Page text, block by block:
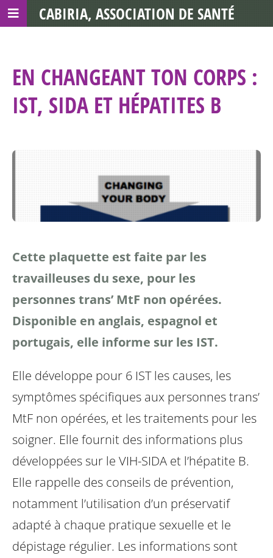
EN CHANGEANT TON CORPS :
IST, SIDA ET HÉPATITES B
Cette plaquette est faite par les
travailleuses du sexe, pour les
personnes trans’ MtF non opérées.
Disponible en anglais, espagnol et
portugais, elle informe sur les IST.
Elle développe pour 6 IST les causes, les
symptômes spécifiques aux personnes trans’
MtF non opérées, et les traitements pour les
soigner. Elle fournit des informations plus
développées sur le VIH-SIDA et l’hépatite B.
Elle rappelle des conseils de prévention,
notamment l’utilisation d’un préservatif
adapté à chaque pratique sexuelle et le
dépistage régulier. Les informations sont
CABIRIA, ASSOCIATION DE SANTÉ